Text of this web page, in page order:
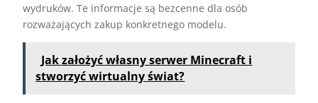
wydruków. Te informacje są bezcenne dla osób
rozważających zakup konkretnego modelu.
Jak założyć własny serwer Minecraft i
stworzyć wirtualny świat?